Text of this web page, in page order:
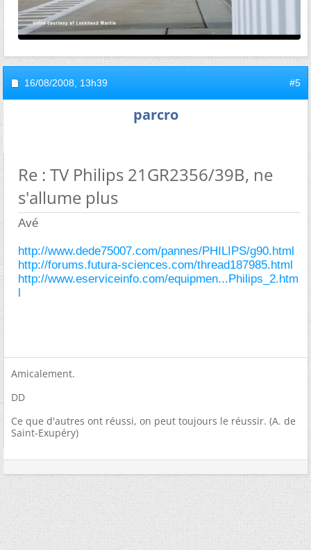
16/08/2008, 13h39 #5
parcro
Re : TV Philips 21GR2356/39B, ne
s'allume plus
Avé
http://www.dede75007.com/pannes/PHILIPS/g90.html
http://forums.futura-sciences.com/thread187985.html
http://www.eserviceinfo.com/equipmen...Philips_2.htm
l
Amicalement.
DD
Ce que d'autres ont réussi, on peut toujours le réussir. (A. de
Saint-Exupéry)